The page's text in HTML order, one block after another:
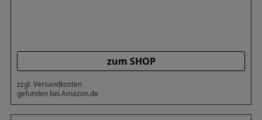
zum SHOP
zzgl. Versandkosten
gefunden bei Amazon.de